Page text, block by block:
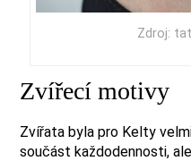
Zdroj:
Zvířecí motivy
Zvířata byla pro Kelty
součást každodennosti,